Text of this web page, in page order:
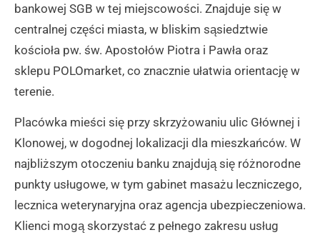
bankowej SGB w tej miejscowości. Znajduje się w
centralnej części miasta, w bliskim sąsiedztwie
kościoła pw. św. Apostołów Piotra i Pawła oraz
sklepu POLOmarket, co znacznie ułatwia orientację w
terenie.
Placówka mieści się przy skrzyżowaniu ulic Głównej i
Klonowej, w dogodnej lokalizacji dla mieszkańców. W
najbliższym otoczeniu banku znajdują się różnorodne
punkty usługowe, w tym gabinet masażu leczniczego,
lecznica weterynaryjna oraz agencja ubezpieczeniowa.
Klienci mogą skorzystać z pełnego zakresu usług